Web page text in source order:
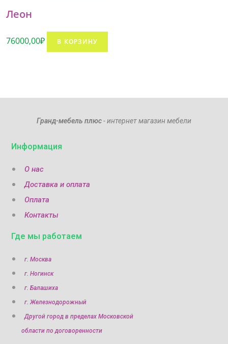
Леон
76000,00₽ В КОРЗИНУ
Гранд-мебель плюс- интернет магазин мебели
Информация
О нас
Доставка и оплата
Оплата
Контакты
Где мы работаем
г. Москва
г. Ногинск
г. Балашиха
г. Железнодорожный
Другой город в пределах Московской
области по договоренности